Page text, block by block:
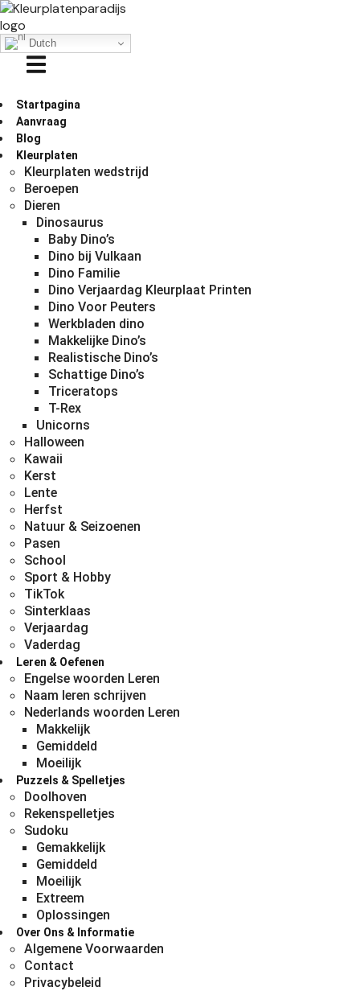
Dutch
Startpagina
Aanvraag
Blog
Kleurplaten
Kleurplaten wedstrijd
Beroepen
Dieren
Dinosaurus
Baby Dino’s
Dino bij Vulkaan
Dino Familie
Dino Verjaardag Kleurplaat Printen
Dino Voor Peuters
Werkbladen dino
Makkelijke Dino’s
Realistische Dino’s
Schattige Dino’s
Triceratops
T-Rex
Unicorns
Halloween
Kawaii
Kerst
Lente
Herfst
Natuur & Seizoenen
Pasen
School
Sport & Hobby
TikTok
Sinterklaas
Verjaardag
Vaderdag
Leren & Oefenen
Engelse woorden Leren
Naam leren schrijven
Nederlands woorden Leren
Makkelijk
Gemiddeld
Moeilijk
Puzzels & Spelletjes
Doolhoven
Rekenspelletjes
Sudoku
Gemakkelijk
Gemiddeld
Moeilijk
Extreem
Oplossingen
Over Ons & Informatie
Algemene Voorwaarden
Contact
Privacybeleid